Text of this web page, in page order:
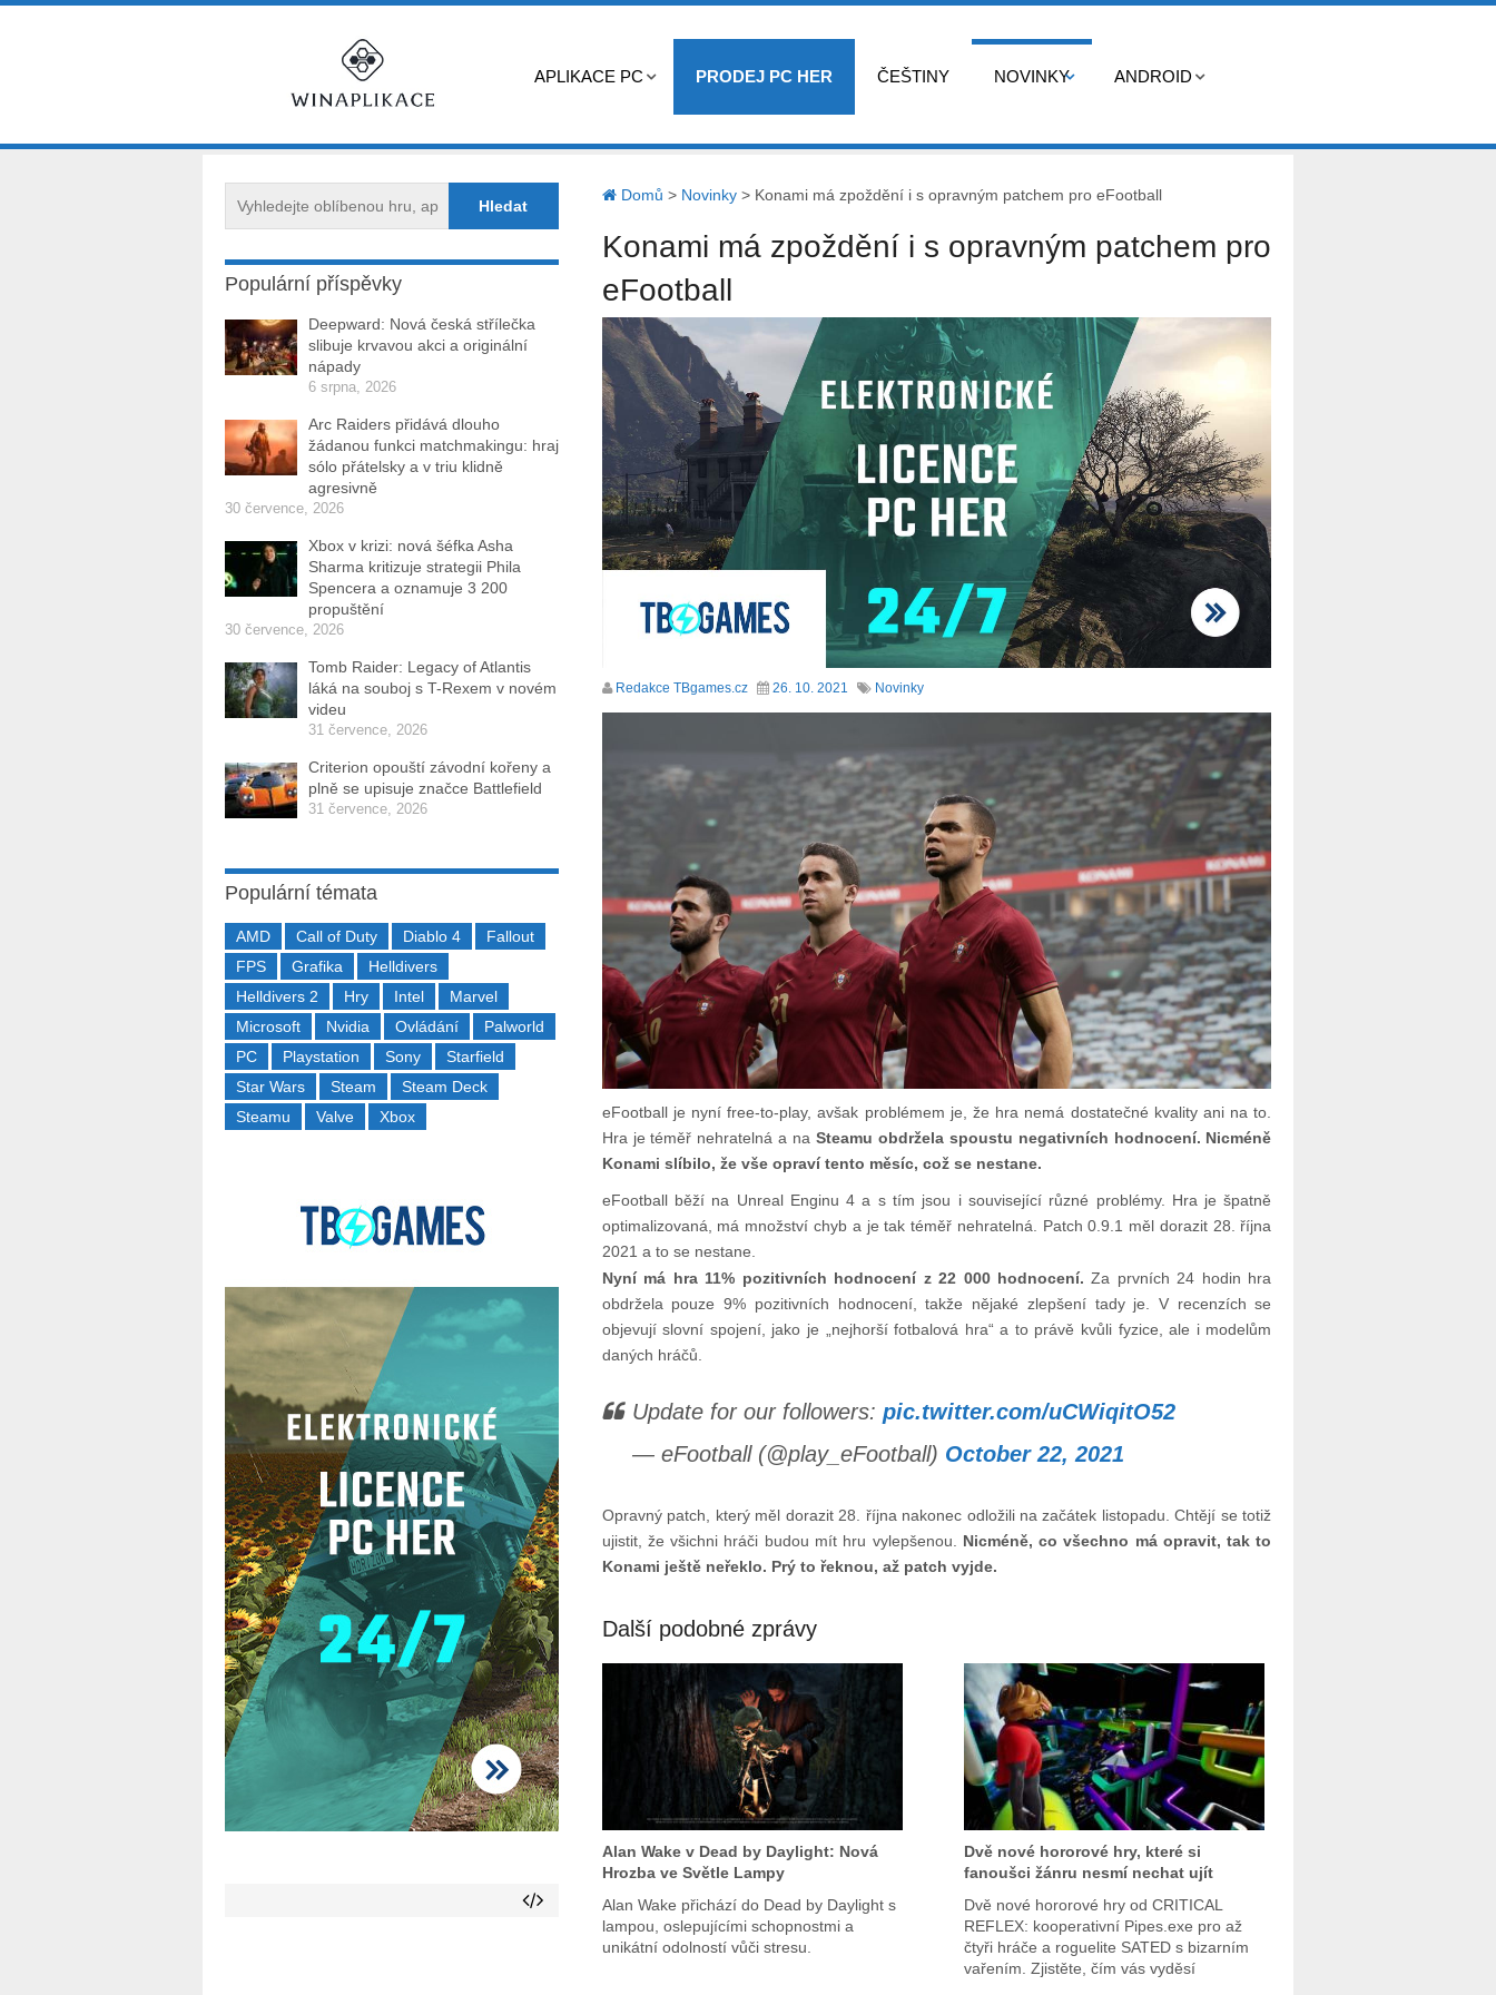
APLIKACE PC PRODEJ PC HER ČEŠTINY NOVINKY ANDROID
Domů > Novinky> Konami má zpoždění i s opravným patchem pro eFootball
Konami má zpoždění i s opravným patchem pro
eFootball
Redakce TBgames.cz 26. 10. 2021 Novinky
eFootball je nyní free-to-play, avšak problémem je, že hra nemá dostatečné kvality ani na to.
Hra je téměř nehratelná a na Steamu obdržela spoustu negativních hodnocení. Nicméně
Konami slíbilo, že vše opraví tento měsíc, což se nestane.
eFootball běží na Unreal Enginu 4 a s tím jsou i související různé problémy. Hra je špatně
optimalizovaná, má množství chyb a je tak téměř nehratelná. Patch 0.9.1 měl dorazit 28. října
2021 a to se nestane.
Nyní má hra 11% pozitivních hodnocení z 22 000 hodnocení. Za prvních 24 hodin hra
obdržela pouze 9% pozitivních hodnocení, takže nějaké zlepšení tady je. V recenzích se
objevují slovní spojení, jako je „nejhorší fotbalová hra“ a to právě kvůli fyzice, ale i modelům
daných hráčů.
Update for our followers: pic.twitter.com/uCWiqitO52
— eFootball (@play_eFootball) October 22, 2021
Opravný patch, který měl dorazit 28. října nakonec odložili na začátek listopadu. Chtějí se totiž
ujistit, že všichni hráči budou mít hru vylepšenou. Nicméně, co všechno má opravit, tak to
Konami ještě neřeklo. Prý to řeknou, až patch vyjde.
Další podobné zprávy
Alan Wake v Dead by Daylight: Nová
Hrozba ve Světle Lampy
Alan Wake přichází do Dead by Daylight s
lampou, oslepujícími schopnostmi a
unikátní odolností vůči stresu.
Dvě nové hororové hry, které si
fanoušci žánru nesmí nechat ujít
Dvě nové hororové hry od CRITICAL
REFLEX: kooperativní Pipes.exe pro až
čtyři hráče a roguelite SATED s bizarním
vařením. Zjistěte, čím vás vyděsí
Populární příspěvky
Deepward: Nová česká střílečka
slibuje krvavou akci a originální
nápady
6 srpna, 2026
Arc Raiders přidává dlouho
žádanou funkci matchmakingu: hraj
sólo přátelsky a v triu klidně
agresivně
30 července, 2026
Xbox v krizi: nová šéfka Asha
Sharma kritizuje strategii Phila
Spencera a oznamuje 3 200
propuštění
30 července, 2026
Tomb Raider: Legacy of Atlantis
láká na souboj s T-Rexem v novém
videu
31 července, 2026
Criterion opouští závodní kořeny a
plně se upisuje značce Battlefield
31 července, 2026
Populární témata
AMD Call of Duty Diablo 4
Fallout
FPS
Grafika
Helldivers
Helldivers 2
Hry Intel
Marvel
Microsoft
Nvidia Ovládání
Palworld
PC
Playstation Sony
Starfield
Star Wars
Steam
Steam Deck
Steamu
Valve Xbox